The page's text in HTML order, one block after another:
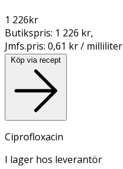
1 226kr
Butikspris: 1 226 kr,
Jmfs.pris: 0,61 kr / milliliter
Köp via recept
Ciprofloxacin
I lager hos leverantör